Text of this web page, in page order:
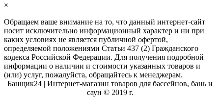
×
Обращаем ваше внимание на то, что данный интернет-сайт
носит исключительно информационный характер и ни при
каких условиях не является публичной офертой,
определяемой положениями Статьи 437 (2) Гражданского
кодекса Российской Федерации. Для получения подробной
информации о наличии и стоимости указанных товаров и
(или) услуг, пожалуйста, обращайтесь к менеджерам.
Банщик24 | Интернет-магазин товаров для бассейнов, бань и
саун © 2019 г.